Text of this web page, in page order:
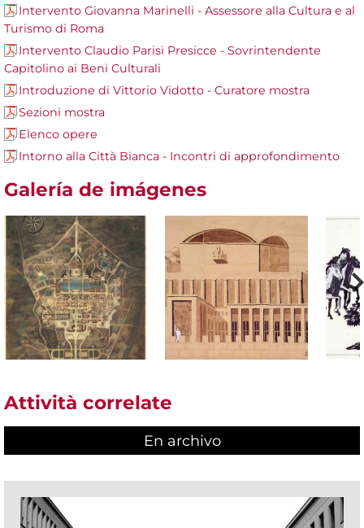
Intervento Giovanna Marinelli - Assessore alla Cultura e al
Turismo di Roma
Intervento Claudio Parisi Presicce - Sovrintendente
Capitolino ai Beni Culturali
Introduzione di Vittorio Vidotto - Curatore mostra
Sezioni mostra
Elenco opere
Intorno alla Città Bianca - Incontri di approfondimento
Galería de imágenes
Attività correlate
En archivo